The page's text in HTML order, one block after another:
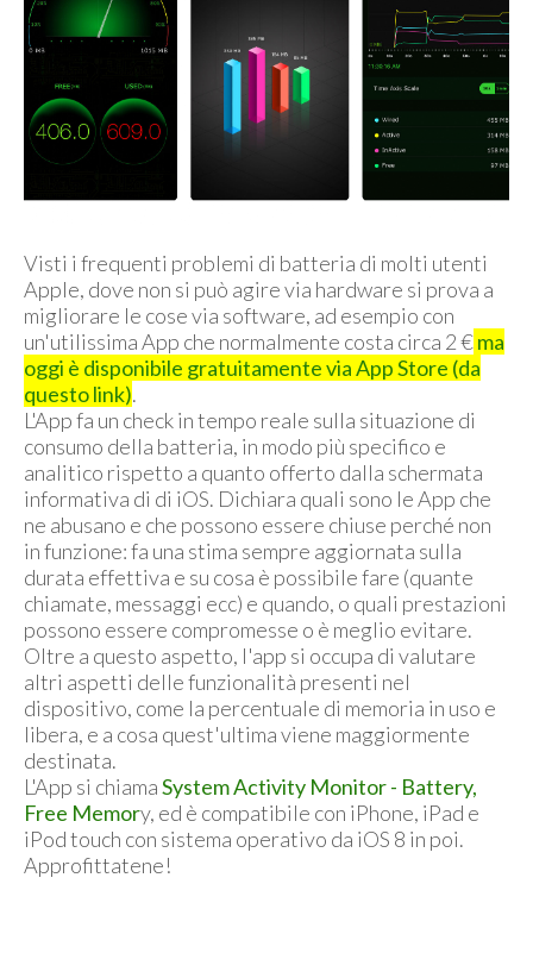
Visti i frequenti problemi di batteria di molti utenti
Apple, dove non si può agire via hardware si prova a
migliorare le cose via software, ad esempio con
un'utilissima App che normalmente costa circa 2 €ma
oggi è disponibile gratuitamente via App Store (da
questo link).
L'App fa un check in tempo reale sulla situazione di
consumo della batteria, in modo più specifico e
analitico rispetto a quanto offerto dalla schermata
informativa di di iOS. Dichiara quali sono le App che
ne abusano e che possono essere chiuse perché non
in funzione: fa una stima sempre aggiornata sulla
durata effettiva e su cosa è possibile fare (quante
chiamate, messaggi ecc) e quando, o quali prestazioni
possono essere compromesse o è meglio evitare.
Oltre a questo aspetto, l'app si occupa di valutare
altri aspetti delle funzionalità presenti nel
dispositivo, come la percentuale di memoria in uso e
libera, e a cosa quest'ultima viene maggiormente
destinata.
L'App si chiamaSystem Activity Monitor - Battery,
Free Memory, ed è compatibile con iPhone, iPad e
iPod touch con sistema operativo da iOS 8 in poi.
Approfittatene!